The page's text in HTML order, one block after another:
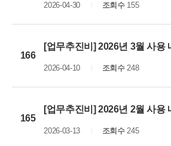
2026-04-30 조회수155
166
[업무추진비] 2026년 3월 사용
2026-04-10 조회수248
165
[업무추진비] 2026년 2월 사용
2026-03-13 조회수245